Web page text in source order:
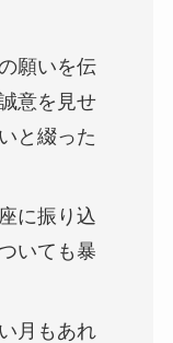
願いを伝
意を見せ
と綴った
に振り込
いても暴
月もあれ